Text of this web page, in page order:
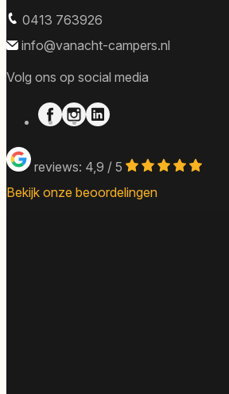
0413 763926
info@vanacht-campers.nl
Volg ons op social media
reviews: 4,9 / 5
Bekijk onze beoordelingen